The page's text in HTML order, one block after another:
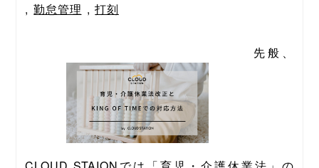
, 勤怠管理 , 打刻
先般、